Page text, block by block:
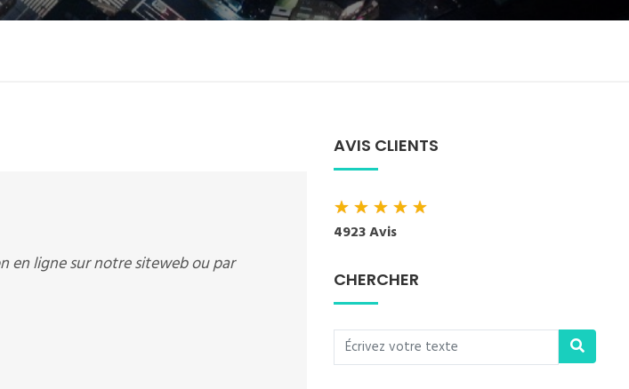
en ligne sur notre siteweb ou par
AVIS CLIENTS
★★★★★
4923 Avis
CHERCHER